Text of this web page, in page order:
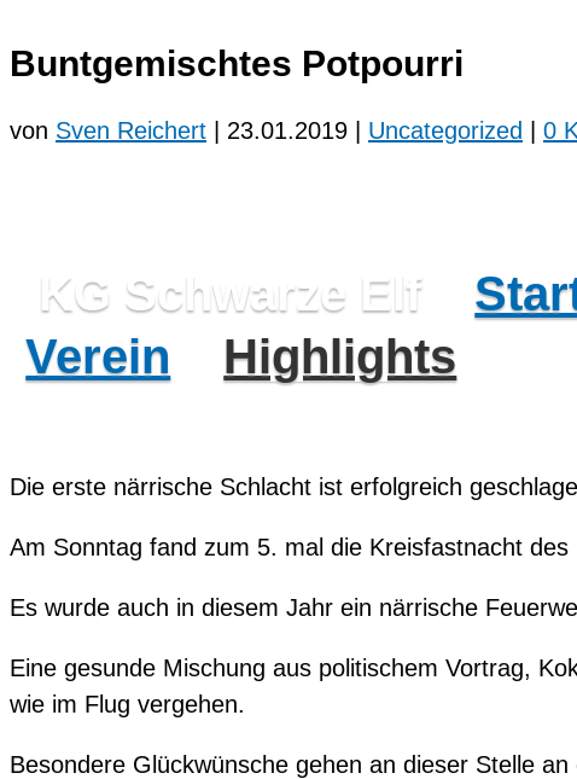
KG Schwarze Elf
Verein
Highlights
Buntgemischtes Potpourri
von Sven Reichert 23.01.2019 Uncategorized 0
Die erste närrische Schlacht ist erfolgreich
Am Sonntag fand zum 5. mal die Kreisfastnacht
Es wurde auch in diesem Jahr ein närrische
Eine gesunde Mischung aus politischem Vortrag,
wie im Flug vergehen.
Besondere Glückwünsche gehen an dieser Stelle